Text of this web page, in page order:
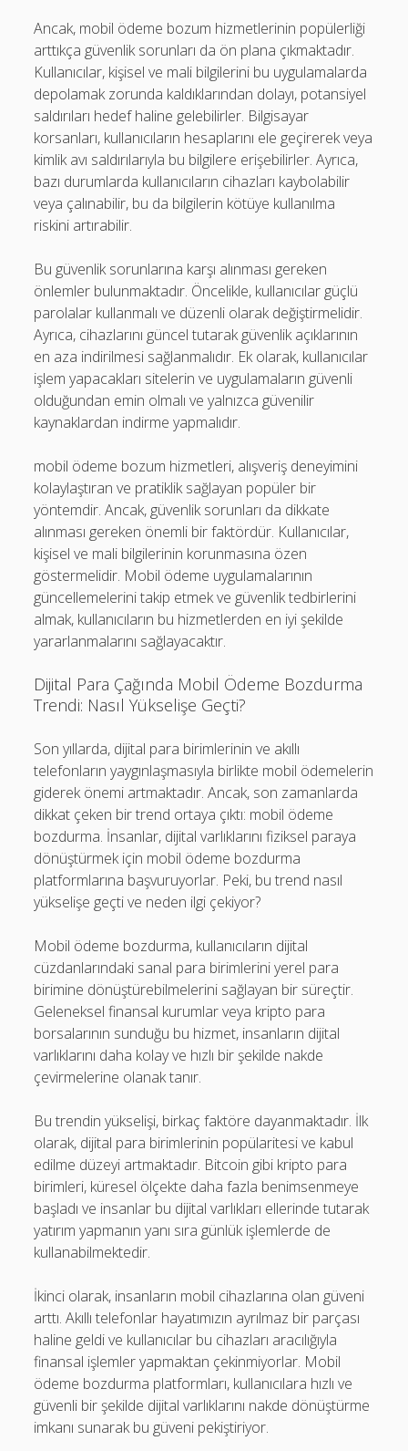
Ancak, mobil ödeme bozum hizmetlerinin popülerliği
arttıkça güvenlik sorunları da ön plana çıkmaktadır.
Kullanıcılar, kişisel ve mali bilgilerini bu uygulamalarda
depolamak zorunda kaldıklarından dolayı, potansiyel
saldırıları hedef haline gelebilirler. Bilgisayar
korsanları, kullanıcıların hesaplarını ele geçirerek veya
kimlik avı saldırılarıyla bu bilgilere erişebilirler. Ayrıca,
bazı durumlarda kullanıcıların cihazları kaybolabilir
veya çalınabilir, bu da bilgilerin kötüye kullanılma
riskini artırabilir.
Bu güvenlik sorunlarına karşı alınması gereken
önlemler bulunmaktadır. Öncelikle, kullanıcılar güçlü
parolalar kullanmalı ve düzenli olarak değiştirmelidir.
Ayrıca, cihazlarını güncel tutarak güvenlik açıklarının
en aza indirilmesi sağlanmalıdır. Ek olarak, kullanıcılar
işlem yapacakları sitelerin ve uygulamaların güvenli
olduğundan emin olmalı ve yalnızca güvenilir
kaynaklardan indirme yapmalıdır.
mobil ödeme bozum hizmetleri, alışveriş deneyimini
kolaylaştıran ve pratiklik sağlayan popüler bir
yöntemdir. Ancak, güvenlik sorunları da dikkate
alınması gereken önemli bir faktördür. Kullanıcılar,
kişisel ve mali bilgilerinin korunmasına özen
göstermelidir. Mobil ödeme uygulamalarının
güncellemelerini takip etmek ve güvenlik tedbirlerini
almak, kullanıcıların bu hizmetlerden en iyi şekilde
yararlanmalarını sağlayacaktır.
Dijital Para Çağında Mobil Ödeme Bozdurma
Trendi: Nasıl Yükselişe Geçti?
Son yıllarda, dijital para birimlerinin ve akıllı
telefonların yaygınlaşmasıyla birlikte mobil ödemelerin
giderek önemi artmaktadır. Ancak, son zamanlarda
dikkat çeken bir trend ortaya çıktı: mobil ödeme
bozdurma. İnsanlar, dijital varlıklarını fiziksel paraya
dönüştürmek için mobil ödeme bozdurma
platformlarına başvuruyorlar. Peki, bu trend nasıl
yükselişe geçti ve neden ilgi çekiyor?
Mobil ödeme bozdurma, kullanıcıların dijital
cüzdanlarındaki sanal para birimlerini yerel para
birimine dönüştürebilmelerini sağlayan bir süreçtir.
Geleneksel finansal kurumlar veya kripto para
borsalarının sunduğu bu hizmet, insanların dijital
varlıklarını daha kolay ve hızlı bir şekilde nakde
çevirmelerine olanak tanır.
Bu trendin yükselişi, birkaç faktöre dayanmaktadır. İlk
olarak, dijital para birimlerinin popülaritesi ve kabul
edilme düzeyi artmaktadır. Bitcoin gibi kripto para
birimleri, küresel ölçekte daha fazla benimsenmeye
başladı ve insanlar bu dijital varlıkları ellerinde tutarak
yatırım yapmanın yanı sıra günlük işlemlerde de
kullanabilmektedir.
İkinci olarak, insanların mobil cihazlarına olan güveni
arttı. Akıllı telefonlar hayatımızın ayrılmaz bir parçası
haline geldi ve kullanıcılar bu cihazları aracılığıyla
finansal işlemler yapmaktan çekinmiyorlar. Mobil
ödeme bozdurma platformları, kullanıcılara hızlı ve
güvenli bir şekilde dijital varlıklarını nakde dönüştürme
imkanı sunarak bu güveni pekiştiriyor.